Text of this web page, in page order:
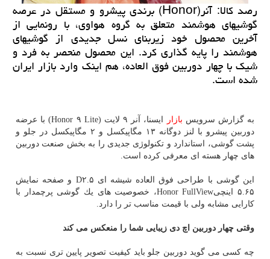
رصد كالا: آنر(Honor) برندی پیشرو و مستقل در عرصه
گوشیهای هوشمند متعلق به گروه هواوی، با رونمایی از
آخرین محصول خود زیربنای نسل جدیدی از گوشیهای
هوشمند را پایه گذاری كرد. این محصول منحصر به فرد و
شیك با چهار دوربین فوق العاده، هم اینك وارد بازار ایران
شده است.
به گزارش سرویس بازار
ایسنا، آنر ۹ لایت (Honor ۹ Lite) با عرضه
دوربین پیشرو با لنز دوگانه ۱۳ مگاپیكسل و ۲ مگاپیكسل در جلو و
پشت گوشی، استاندارد و تكنولوژی جدیدی را به بخش صنعت دوربین
های چهار هسته ای معرفی كرده است.
این گوشی با طراحی فوق العاده شیشه ای D۲.۵ و صفحه نمایش
۵.۶۵ اینچیHonor FullView، خصوصیت های یك گوشی پرچمدار با
كارایی مشابه ولی با قیمت مناسب تر را دارد.
وقتی چهار دوربین اچ دی زیبایی شما را منعكس می كند
چه كسی می گوید دوربین جلو باید كیفیت تصویر پایین تری نسبت به